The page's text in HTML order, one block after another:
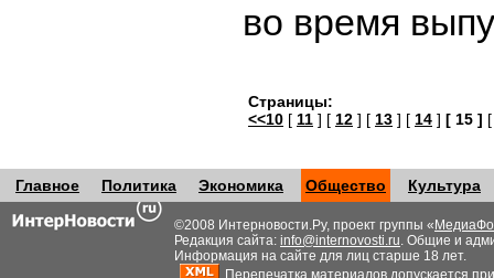
во время
Страницы:
<<10 [ 11 ] [ 12 ] [ 13 ] [ 14 ] [ 15 ]
Главное Политика Экономика Общество Культура
©2008 Интерновости.Ру, проект группы «
Редакция сайта: info@internovosti.ru. Общие и
Информация на сайте для лиц старше 18 лет.
Перепечатка материалов допускается